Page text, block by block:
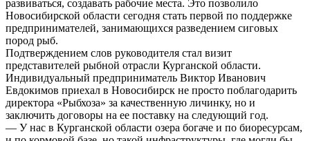
развиваться, создавать рабочие места. Это позволило
Новосибирской области сегодня стать первой по поддержке
предпринимателей, занимающихся разведением сиговых
пород рыб.
Подтверждением слов руководителя стал визит
представителей рыбной отрасли Курганской области.
Индивидуальный предприниматель Виктор Иванович
Евдокимов приехал в Новосибирск не просто поблагодарить
директора «Рыбхоза» за качественную личинку, но и
заключить договоры на ее поставку на следующий год.
— У нас в Курганской области озера богаче и по биоресурсам,